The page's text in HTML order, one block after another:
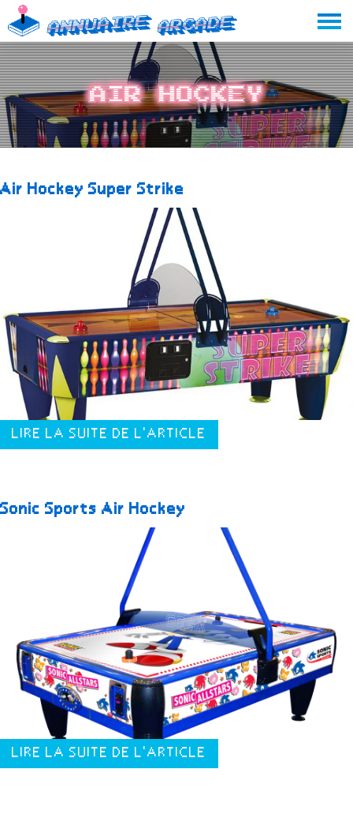
Skip
to
content
Annuaire Arcade
Air Hockey
Air Hockey Super Strike
LIRE LA SUITE DE L'ARTICLE
Sonic Sports Air Hockey
LIRE LA SUITE DE L'ARTICLE